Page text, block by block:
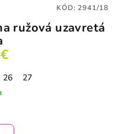
ružová uzavretá
26
27
KÓD:2941/18